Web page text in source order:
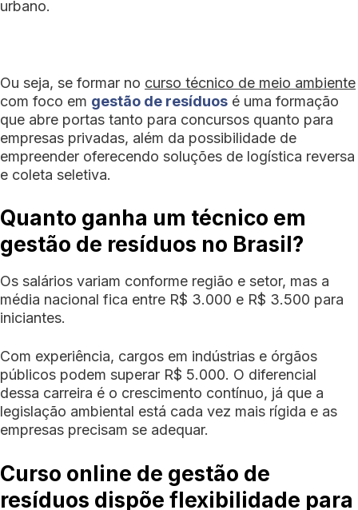
urbano.
Ou seja, se formar no curso técnico de meio ambiente
com foco em gestão de resíduos é uma formação
que abre portas tanto para concursos quanto para
empresas privadas, além da possibilidade de
empreender oferecendo soluções de logística reversa
e coleta seletiva.
Quanto ganha um técnico em
gestão de resíduos no Brasil?
Os salários variam conforme região e setor, mas a
média nacional fica entre R$ 3.000 e R$ 3.500 para
iniciantes.
Com experiência, cargos em indústrias e órgãos
públicos podem superar R$ 5.000. O diferencial
dessa carreira é o crescimento contínuo, já que a
legislação ambiental está cada vez mais rígida e as
empresas precisam se adequar.
Curso online de gestão de
resíduos dispõe flexibilidade para